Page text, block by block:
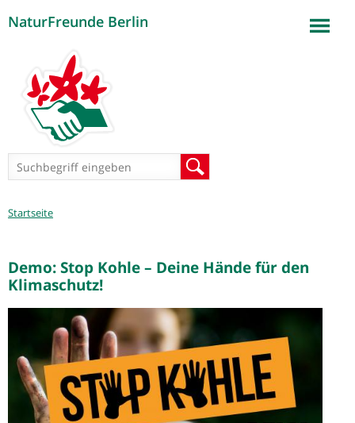
NaturFreunde Berlin
Suchformular
Sie
Startseite
Demo: Stop Kohle – Deine Hände für den
Klimaschutz!